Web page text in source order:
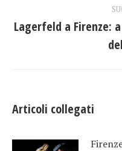
post
Lagerfeld a Firenze:
Articoli collegati